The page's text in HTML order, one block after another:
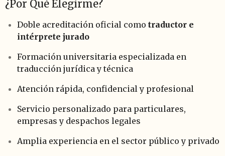
¿Por Qué Elegirme?
Doble acreditación oficial como traductor e
intérprete jurado
Formación universitaria especializada en
traducción jurídica y técnica
Atención rápida, confidencial y profesional
Servicio personalizado para particulares,
empresas y despachos legales
Amplia experiencia en el sector público y privado